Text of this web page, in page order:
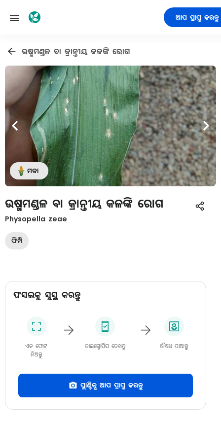
ଆପ ପ୍ରାପ୍ତ କରନ୍ତୁ
ଉଷ୍ମମଣ୍ଡଳ ବା କ୍ରାନ୍ତୀୟ କଳଙ୍କି ରୋଗ
ମକା
ଉଷ୍ମମଣ୍ଡଳ ବା କ୍ରାନ୍ତୀୟ କଳଙ୍କି ରୋଗ
Physopella zeae
ଫିମ୍ପି
ଫସଲକୁ ସୁସ୍ଥ କରନ୍ତୁ
ଏକ ଫୋଟ
ନିଅନ୍ତୁ
ଡାଇଗ୍ନୋସିସ ଦେଖନ୍ତୁ ଔଷଧ ପାଆନ୍ତୁ
ପ୍ଲାଣ୍ଟିକ୍ସ ଆପ ପ୍ରାପ୍ତ କରନ୍ତୁ